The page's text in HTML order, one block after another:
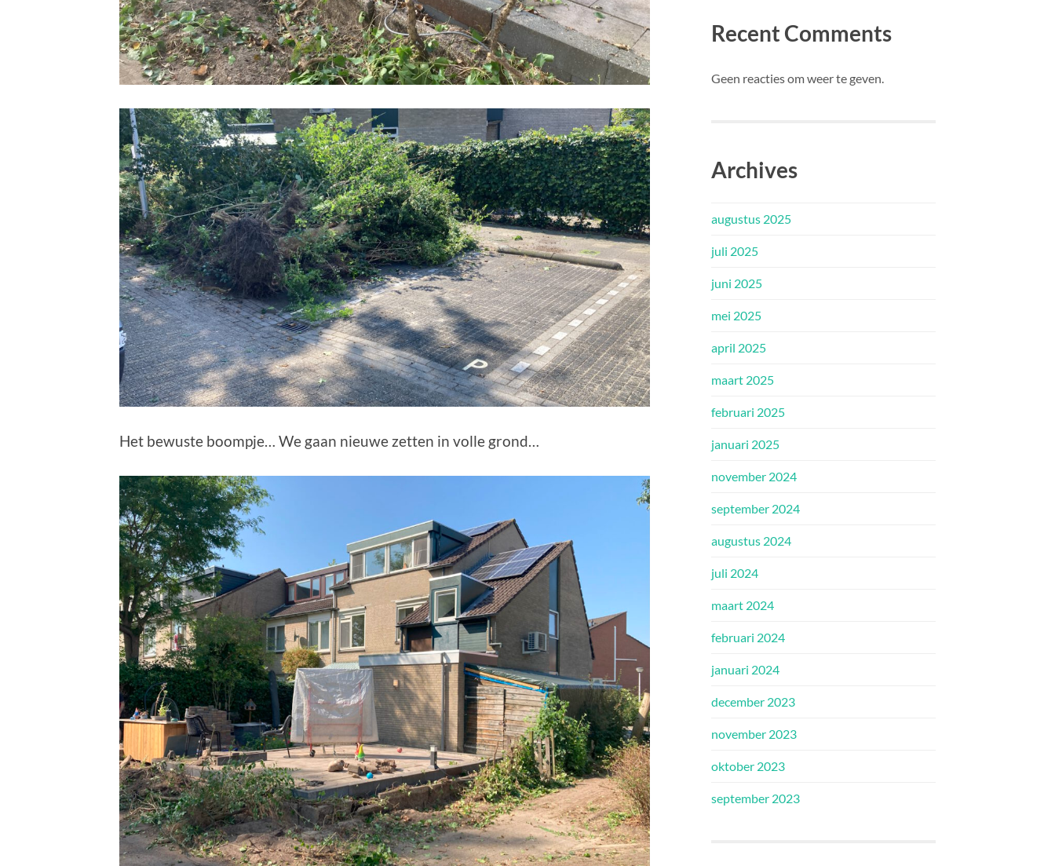
Het bewuste boompje… We gaan nieuwe zetten in volle grond…
Recent Comments
Geen reacties om weer te geven.
Archives
augustus 2025
juli 2025
juni 2025
mei 2025
april 2025
maart 2025
februari 2025
januari 2025
november 2024
september 2024
augustus 2024
juli 2024
maart 2024
februari 2024
januari 2024
december 2023
november 2023
oktober 2023
september 2023